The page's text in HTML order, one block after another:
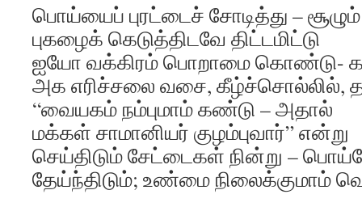
பொய்யைப் புரட்டைச் சோடித்து – சூழும்
புகழைக் கெடுத்திடவே திட்டமிட்டு
ஐயோ வக்கிரம் பொறாமை கொண்டு-
அக எரிச்சலை வசை, கீழ்ச்சொல்லில்,
“வையகம் நம்புமாம் கண்டு – அதால்
மக்கள் சாமானியர் குழம்புவார்” என்று
செய்திடும் சேட்டைகள் நின்று –
தேய்ந்திடும்; உண்மை நிலைக்குமாம்